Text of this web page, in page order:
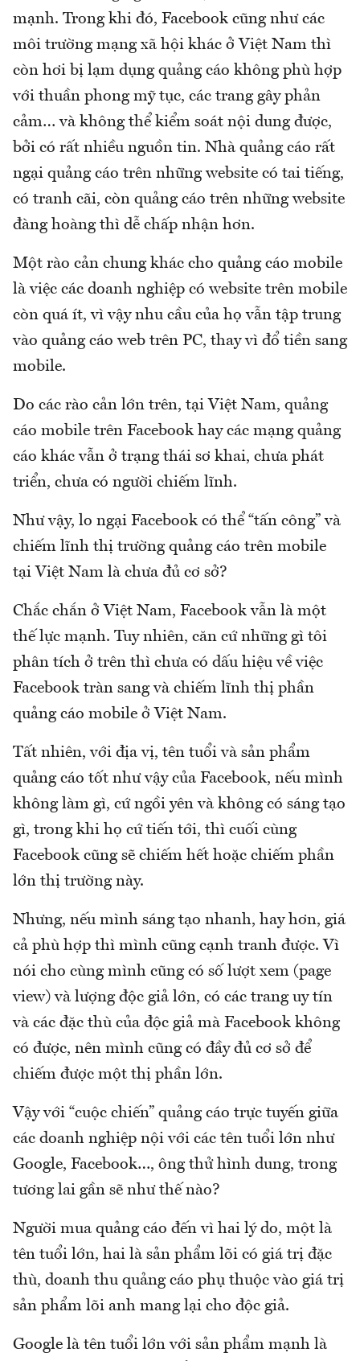
mạnh. Trong khi đó, Facebook cũng như các
môi trường mạng xã hội khác ở Việt Nam thì
còn hơi bị lạm dụng quảng cáo không phù hợp
với thuần phong mỹ tục, các trang gây phản
cảm… và không thể kiểm soát nội dung được,
bởi có rất nhiều nguồn tin. Nhà quảng cáo rất
ngại quảng cáo trên những website có tai tiếng,
có tranh cãi, còn quảng cáo trên những website
đàng hoàng thì dễ chấp nhận hơn.
Một rào cản chung khác cho quảng cáo mobile
là việc các doanh nghiệp có website trên mobile
còn quá ít, vì vậy nhu cầu của họ vẫn tập trung
vào quảng cáo web trên PC, thay vì đổ tiền sang
mobile.
Do các rào cản lớn trên, tại Việt Nam, quảng
cáo mobile trên Facebook hay các mạng quảng
cáo khác vẫn ở trạng thái sơ khai, chưa phát
triển, chưa có người chiếm lĩnh.
Như vậy, lo ngại Facebook có thể “tấn công” và
chiếm lĩnh thị trường quảng cáo trên mobile
tại Việt Nam là chưa đủ cơ sở?
Chắc chắn ở Việt Nam, Facebook vẫn là một
thế lực mạnh. Tuy nhiên, căn cứ những gì tôi
phân tích ở trên thì chưa có dấu hiệu về việc
Facebook tràn sang và chiếm lĩnh thị phần
quảng cáo mobile ở Việt Nam.
Tất nhiên, với địa vị, tên tuổi và sản phẩm
quảng cáo tốt như vậy của Facebook, nếu mình
không làm gì, cứ ngồi yên và không có sáng tạo
gì, trong khi họ cứ tiến tới, thì cuối cùng
Facebook cũng sẽ chiếm hết hoặc chiếm phần
lớn thị trường này.
Nhưng, nếu mình sáng tạo nhanh, hay hơn, giá
cả phù hợp thì mình cũng cạnh tranh được. Vì
nói cho cùng mình cũng có số lượt xem (page
view) và lượng độc giả lớn, có các trang uy tín
và các đặc thù của độc giả mà Facebook không
có được, nên mình cũng có đầy đủ cơ sở để
chiếm được một thị phần lớn.
Vậy với “cuộc chiến” quảng cáo trực tuyến giữa
các doanh nghiệp nội với các tên tuổi lớn như
Google, Facebook…, ông thử hình dung, trong
tương lai gần sẽ như thế nào?
Người mua quảng cáo đến vì hai lý do, một là
tên tuổi lớn, hai là sản phẩm lõi có giá trị đặc
thù, doanh thu quảng cáo phụ thuộc vào giá trị
sản phẩm lõi anh mang lại cho độc giả.
Google là tên tuổi lớn với sản phẩm mạnh là